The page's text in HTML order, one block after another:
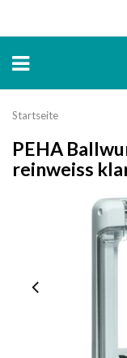
Startseite
PEHA
reinweiss